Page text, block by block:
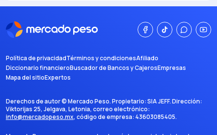
Política de privacidadTérminos y condicionesAfiliado
Diccionario financieroBuscador de Bancos y CajerosEmpresas
Mapa del sitioExpertos
Derechos de autor ©Mercado Peso. Propietario:SIA JEFF. Dirección:
Viktorijas 25, Jelgava, Letonia, correo electrónico:
info@mercadopeso.mx, código de empresa: 43603085405.